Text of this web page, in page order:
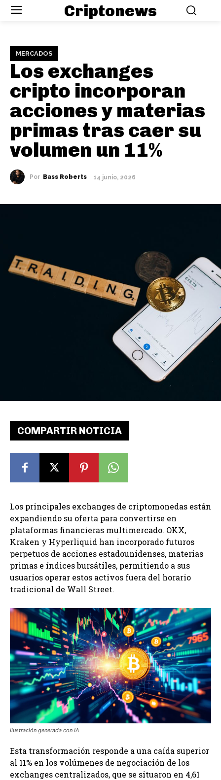
Criptonews
MERCADOS
Los exchanges
cripto incorporan
acciones y materias
primas tras caer su
volumen un 11%
Por Bass Roberts 14 junio, 2026
COMPARTIR NOTICIA
Los principales exchanges de criptomonedas están
expandiendo su oferta para convertirse en
plataformas financieras multimercado. OKX,
Kraken y Hyperliquid han incorporado futuros
perpetuos de acciones estadounidenses, materias
primas e índices bursátiles, permitiendo a sus
usuarios operar estos activos fuera del horario
tradicional de Wall Street.
Ilustración generada con IA
Esta transformación responde a una caída superior
al 11% en los volúmenes de negociación de los
exchanges centralizados, que se situaron en 4,61